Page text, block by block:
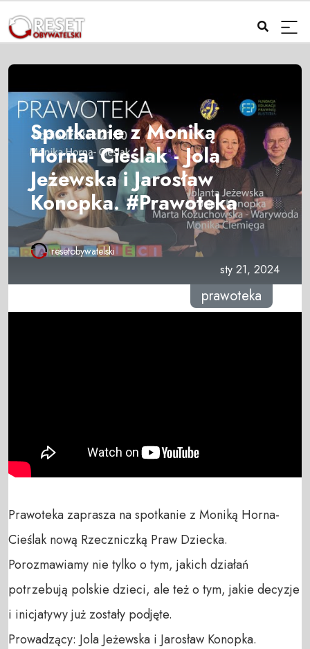
Spotkanie z Moniką
Horna- Cieślak - Jola
Jeżewska i Jarosław
Konopka. #Prawoteka
resetobywatelski
sty 21, 2024
prawoteka
Prawoteka zaprasza na spotkanie z Moniką Horna-
Cieślak nową Rzeczniczką Praw Dziecka.
Porozmawiamy nie tylko o tym, jakich działań
potrzebują polskie dzieci, ale też o tym, jakie decyzje
i inicjatywy już zostały podjęte.
Prowadzący: Jola Jeżewska i Jarosław Konopka.